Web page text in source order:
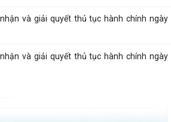
và giải quyết thủ tục hành chính ngày
và giải quyết thủ tục hành chính ngày